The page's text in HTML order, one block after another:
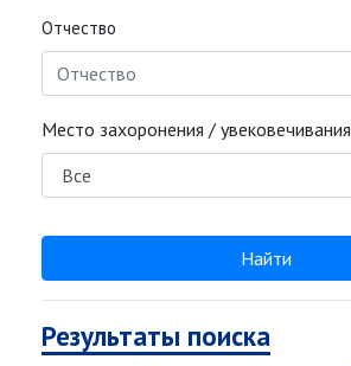
Отчество
Место захоронения / увековечивания
Найти
Результаты поиска